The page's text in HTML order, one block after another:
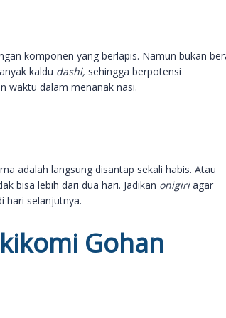
komponen yang berlapis. Namun bukan
kaldu dashi, sehingga berpotensi
waktu dalam menanak nasi.
adalah langsung disantap sekali habis. Atau
bisa lebih dari dua hari. Jadikan onigiriagar
hari selanjutnya.
Gohan